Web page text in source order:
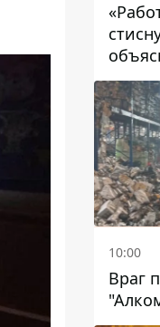
пишет
10:00
Враг